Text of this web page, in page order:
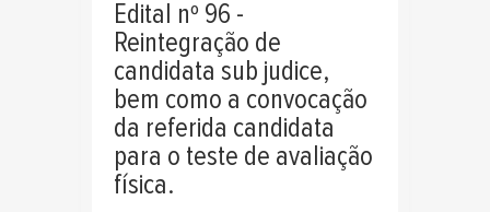
Edital nº 96 -
Reintegração de
candidata sub judice,
bem como a convocação
da referida candidata
para o teste de avaliação
física.